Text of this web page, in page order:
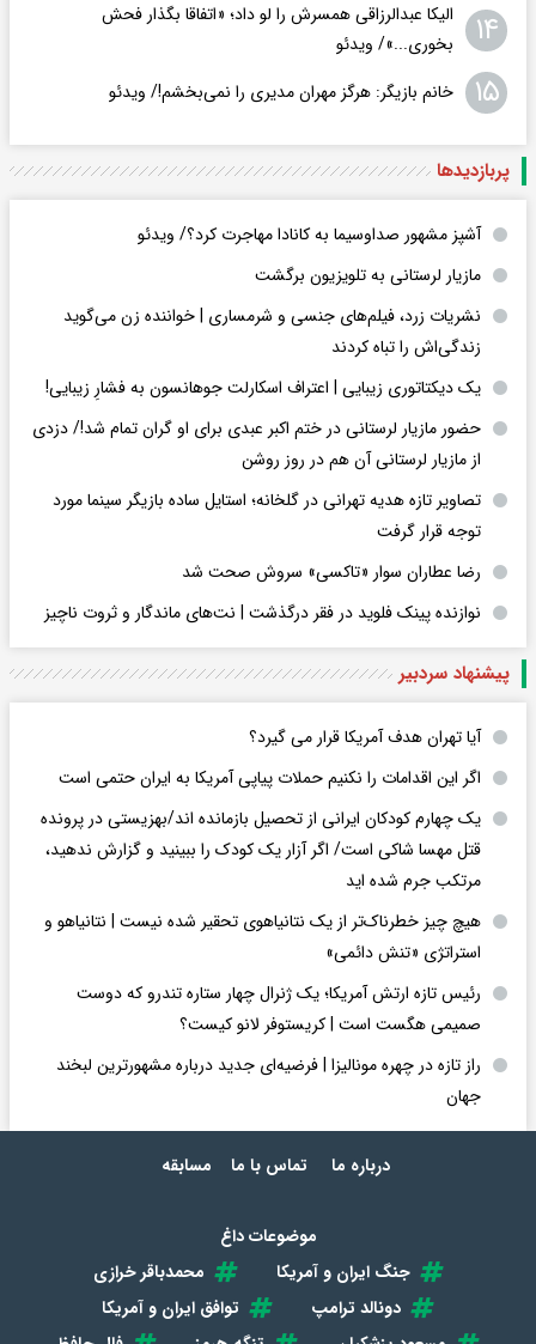
۱۴
الیکا عبدالرزاقی همسرش را لو داد؛ «اتفاقا بگذار فحش
بخوری...»/ ویدئو
۱۵ خانم بازیگر: هرگز مهران مدیری را نمی‌بخشم!/ ویدئو
پربازدید‌ها
آشپز مشهور صداوسیما به کانادا مهاجرت کرد؟/ ویدئو
مازیار لرستانی به تلویزیون برگشت
نشریات زرد، فیلم‌های جنسی و شرمساری | خواننده زن می‌گوید
زندگی‌اش را تباه کردند
یک دیکتاتوری زیبایی | اعتراف اسکارلت جوهانسون به فشارِ زیبایی!
حضور مازیار لرستانی در ختم اکبر عبدی برای او گران تمام شد!/ دزدی
از مازیار لرستانی آن هم در روز روشن
تصاویر تازه هدیه تهرانی در گلخانه؛ استایل ساده بازیگر سینما مورد
توجه قرار گرفت
رضا عطاران سوار «تاکسی» سروش صحت شد
نوازنده پینک فلوید در فقر درگذشت | نت‌های ماندگار و ثروت ناچیز
پیشنهاد سردبیر
آیا تهران هدف آمریکا قرار می گیرد؟
اگر این اقدامات را نکنیم حملات پیاپی آمریکا به ایران حتمی است
یک چهارم کودکان ایرانی از تحصیل بازمانده اند/بهزیستی در پرونده
قتل مهسا شاکی است/ اگر آزار یک کودک را ببینید و گزارش ندهید،
مرتکب جرم شده اید
هیچ چیز خطرناک‌تر از یک نتانیاهوی تحقیر شده نیست | نتانیاهو و
استراتژی «تنش دائمی»
رئیس تازه ارتش آمریکا؛ یک ژنرال چهار ستاره تندرو که دوست
صمیمی هگست است | کریستوفر لانو کیست؟
راز تازه در چهره مونالیزا | فرضیه‌ای جدید درباره مشهورترین لبخند
جهان
درباره ما تماس با ما مسابقه
موضوعات داغ
جنگ ایران و آمریکا
محمدباقر خرازی
دونالد ترامپ
توافق ایران و آمریکا